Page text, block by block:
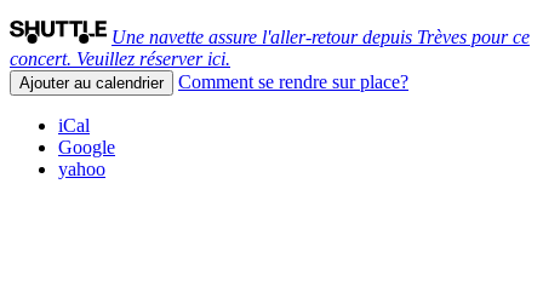
Une navette assure l'aller-retour depuis Trèves pour ce
concert. Veuillez réserver ici.
Ajouter au calendrier Comment se rendre sur place?
iCal
Google
yahoo